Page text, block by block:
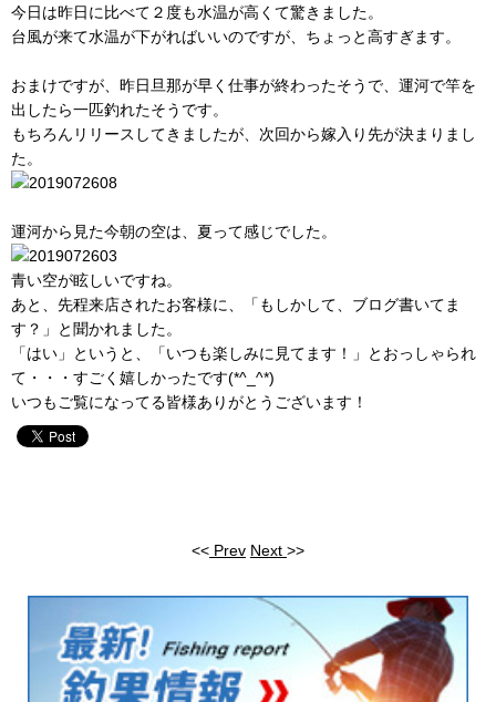
今日は昨日に比べて２度も水温が高くて驚きました。
台風が来て水温が下がればいいのですが、ちょっと高すぎます。
おまけですが、昨日旦那が早く仕事が終わったそうで、運河で竿を
出したら一匹釣れたそうです。
もちろんリリースしてきましたが、次回から嫁入り先が決まりまし
た。
運河から見た今朝の空は、夏って感じでした。
青い空が眩しいですね。
あと、先程来店されたお客様に、「もしかして、ブログ書いてま
す？」と聞かれました。
「はい」というと、「いつも楽しみに見てます！」とおっしゃられ
て・・・すごく嬉しかったです(*^_^*)
いつもご覧になってる皆様ありがとうございます！
<< Prev Next >>